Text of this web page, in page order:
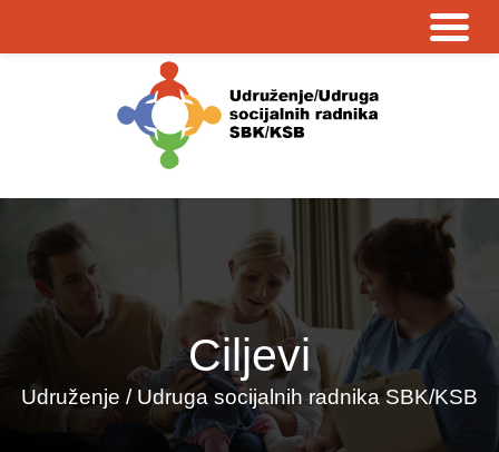
Ciljevi
Udruženje / Udruga socijalnih radnika SBK/KSB